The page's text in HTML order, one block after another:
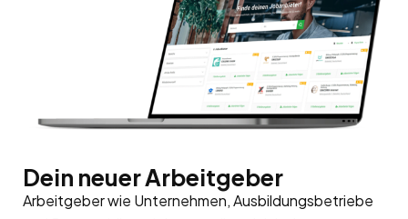
Dein neuer Arbeitgeber
Arbeitgeber wie Unternehmen, Ausbildungsbetriebe